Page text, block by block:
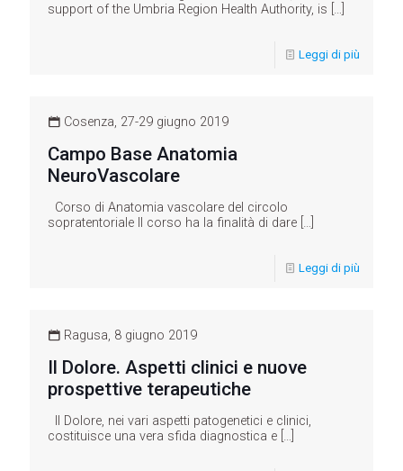
support of the Umbria Region Health Authority, is […]
Leggi di più
Cosenza, 27-29 giugno 2019
Campo Base Anatomia
NeuroVascolare
Corso di Anatomia vascolare del circolo
sopratentoriale Il corso ha la finalità di dare […]
Leggi di più
Ragusa, 8 giugno 2019
Il Dolore. Aspetti clinici e nuove
prospettive terapeutiche
Il Dolore, nei vari aspetti patogenetici e clinici,
costituisce una vera sfida diagnostica e […]